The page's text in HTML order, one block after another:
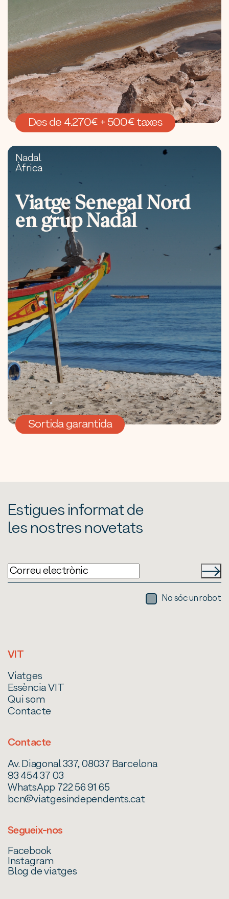
Des de 4.270€ + 500€ taxes
Nadal
Àfrica
Viatge Senegal Nord
en grup Nadal
Sortida garantida
Estigues informat de
les nostres novetats
No sóc un robot
VIT
Viatges
Essència VIT
Qui som
Contacte
Contacte
Av. Diagonal 337, 08037 Barcelona
93 454 37 03
WhatsApp 722 56 91 65
bcn@viatgesindependents.cat
Segueix-nos
Facebook
Instagram
Blog de viatges